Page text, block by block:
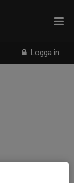
Logga in